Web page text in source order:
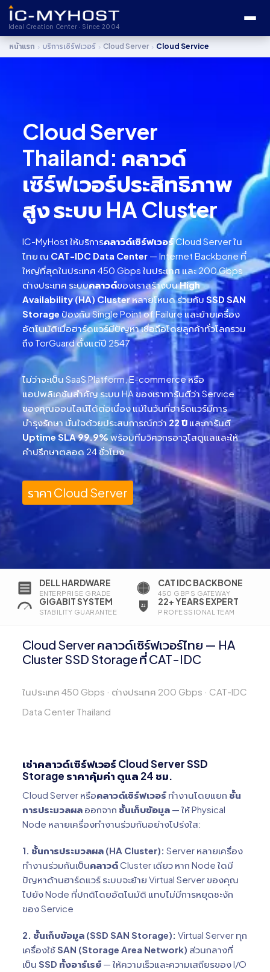
Ideal Creation Center · Since 2004
หน้าแรก › บริการเซิร์ฟเวอร์ › Cloud Server › Cloud Service
Cloud Server
Thailand: คลาวด์
เซิร์ฟเวอร์ประสิทธิภาพ
สูง ระบบ HA Cluster
IC-MyHost ให้บริการคลาวด์เซิร์ฟเวอร์Cloud Server ใน
ไทย ณ CAT-IDC Data Center — Internet Backbone ที่
ใหญ่ที่สุดในประเทศ 450 Gbps ในประเทศ และ 200 Gbps
ต่างประเทศ ระบบคลาวด์ของเราสร้างบนHigh
Availability (HA) Clusterหลายโหนด ร่วมกับSSD SAN
Storage ป้องกัน Single Point of Failure และย้ายเครื่อง
อัตโนมัติเมื่อฮาร์ดแวร์มีปัญหา เชื่อถือโดยลูกค้าทั่วโลกรวม
ถึง TorGuard ตั้งแต่ปี 2547
ไม่ว่าจะเป็น SaaS Platform, E-commerce หรือ
แอปพลิเคชันสำคัญ ระบบ HA ของเราการันตีว่า Service
ของคุณออนไลน์ได้ต่อเนื่อง แม้ในวันที่ฮาร์ดแวร์มีการ
บำรุงรักษา มั่นใจด้วยประสบการณ์กว่า 22 ปี และการันตี
Uptime SLA 99.9% พร้อมทีมวิศวกรอาวุโสดูแลและให้
คำปรึกษาตลอด 24 ชั่วโมง
ราคา Cloud Server
DELL HARDWARE
ENTERPRISE GRADE
CAT IDC BACKBONE
450 GBPS GATEWAY
GIGABIT SYSTEM
STABILITY GUARANTEE
22+ YEARS EXPERT
PROFESSIONAL TEAM
Cloud Server คลาวด์เซิร์ฟเวอร์ไทย — HA
Cluster SSD Storage ที่ CAT-IDC
ในประเทศ 450 Gbps · ต่างประเทศ 200 Gbps · CAT-IDC
Data Center Thailand
เช่าคลาวด์เซิร์ฟเวอร์ Cloud Server SSD
Storage ราคาคุ้มค่า ดูแล 24 ชม.
Cloud Server หรือคลาวด์เซิร์ฟเวอร์ ทำงานโดยแยก ชั้น
การประมวลผล ออกจาก ชั้นเก็บข้อมูล — ให้ Physical
Node หลายเครื่องทำงานร่วมกันอย่างโปร่งใส:
1. ชั้นการประมวลผล (HA Cluster): Server หลายเครื่อง
ทำงานร่วมกันเป็นคลาวด์Cluster เดียว หาก Node ใดมี
ปัญหาด้านฮาร์ดแวร์ ระบบจะย้าย Virtual Server ของคุณ
ไปยัง Node ที่ปกติโดยอัตโนมัติ แทบไม่มีการหยุดชะงัก
ของ Service
2. ชั้นเก็บข้อมูล (SSD SAN Storage): Virtual Server ทุก
เครื่องใช้SAN (Storage Area Network) ส่วนกลางที่
เป็นSSD ทั้งอาร์เรย์ — ให้ความเร็วและความเสถียรของ I/O